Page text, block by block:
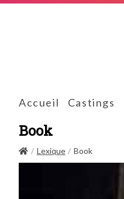
Accueil Castings
Book
Lexique Book